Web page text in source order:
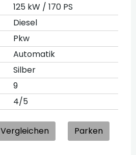
125 kW / 170 PS
Diesel
Pkw
Automatik
Silber
9
4/5
Vergleichen Parken